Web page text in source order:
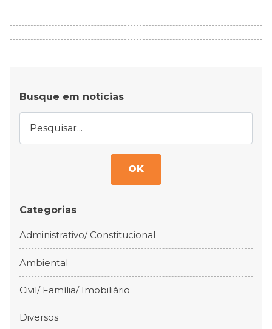
Busque em notícias
OK
Categorias
Administrativo/ Constitucional
Ambiental
Civil/ Família/ Imobiliário
Diversos